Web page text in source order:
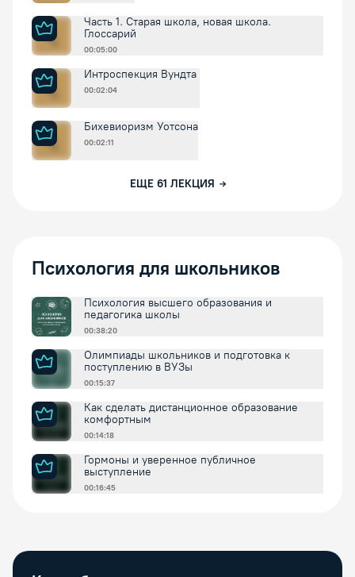
Часть 1. Старая школа, новая школа.
Глоссарий
00:05:00
Интроспекция Вундта
00:02:04
Бихевиоризм Уотсона
00:02:11
ЕЩЕ 61 ЛЕКЦИЯ
Психология для школьников
Психология высшего образования и
педагогика школы
00:38:20
Олимпиады школьников и подготовка к
поступлению в ВУЗы
00:15:37
Как сделать дистанционное образование
комфортным
00:14:18
Гормоны и уверенное публичное
выступление
00:16:45